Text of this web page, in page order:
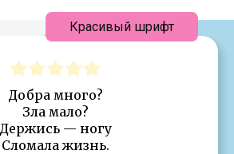
Добра много?
Зла мало?
Держись — ногу
Сломала жизнь.
Красивый шрифт